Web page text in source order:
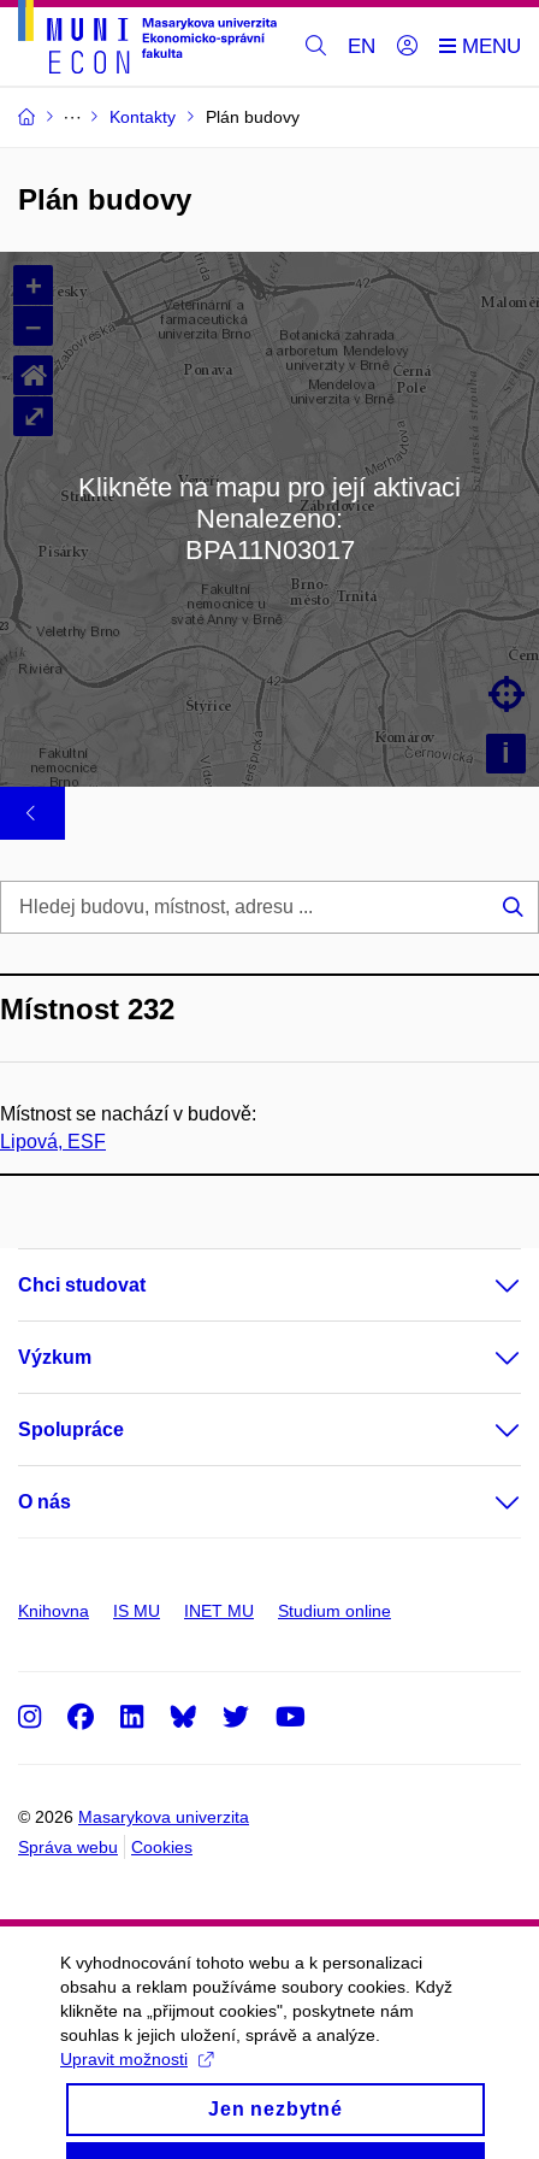
EN
Kontakty Plán budovy
Plán budovy
Načítám mapu…
+
–
i

⌂
⤢
Klikněte na mapu pro její aktivaci
Nenalezeno:
BPA11N03017
Místnost 232
Místnost se nachází v budově:
Lipová, ESF
Chci studovat
Výzkum
Spolupráce
O nás
Knihovna IS MU INET MU Studium online
© 2026 Masarykova univerzita
Správa webu
Cookies
Instagram
Facebook
LinkedInTwitter
K vyhodnocování tohoto webu a k personalizaci
obsahu a reklam používáme soubory cookies. Když
klikněte na „přijmout cookies", poskytnete nám
souhlas k jejich uložení, správě a analýze.
Upravit možnosti
Jen nezbytné